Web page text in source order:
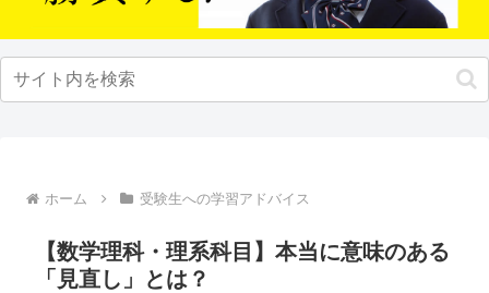
ホーム 受験生への学習アドバイス
【数学理科・理系科目】本当に意味のある
「見直し」とは？